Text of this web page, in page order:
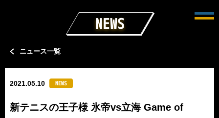
menu
NEWS
ニュース一覧
新テニスの王子様 氷帝vs立海 Game of
2021.05.10 NEWS